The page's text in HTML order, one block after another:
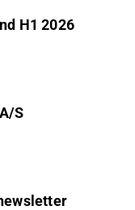
H1 2026
S